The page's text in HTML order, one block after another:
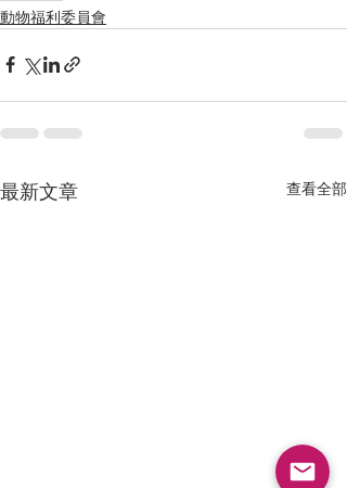
動物福利委員會
最新文章 查看全部